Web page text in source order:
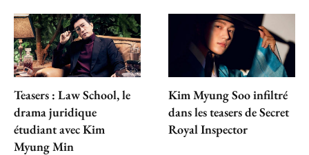
Teasers : Law School, le
drama juridique
étudiant avec Kim
Myung Min
Kim Myung Soo infiltré
dans les teasers de Secret
Royal Inspector